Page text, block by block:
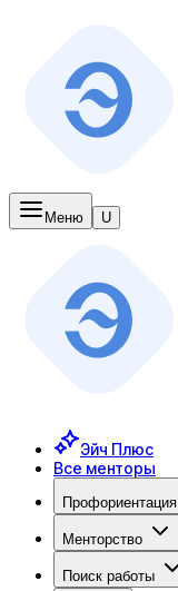
Меню U
Эйч Плюс
Все менторы
Профориентация
Менторство
Поиск работы